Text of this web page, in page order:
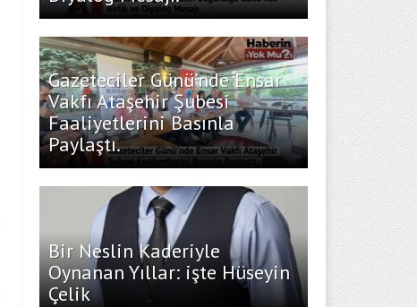
Gazeteciler Günü’nde Ensar
Vakfı Ataşehir Şubesi
Faaliyetlerini Basınla
Paylaştı.
Bir Neslin Kaderiyle
Oynanan Yıllar: işte Hüseyin
Çelik